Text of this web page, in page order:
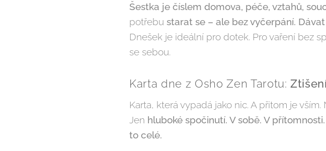
Šestka je číslem domova, péče, vztahů,
potřebu starat se – ale bez vyčerpání.
Dnešek je ideální pro dotek. Pro vaření bez
se sebou.
Karta dne z Osho Zen Tarotu:
Karta, která vypadá jako nic. A přitom je
Jen hluboké spočinutí. V sobě. V
to celé.